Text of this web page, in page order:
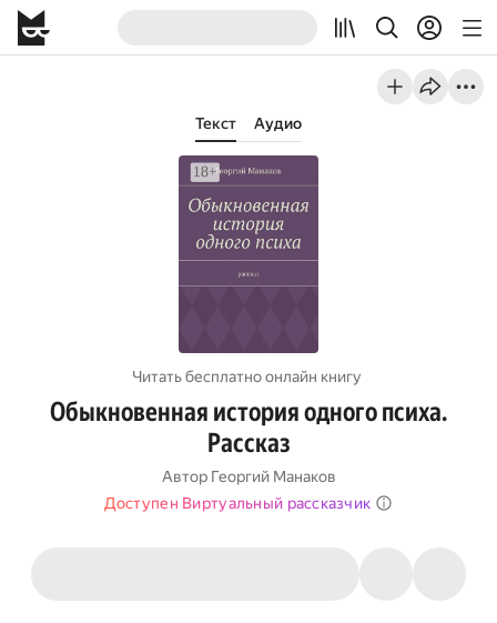
Текст Аудио
Читать бесплатно онлайн книгу
Обыкновенная история одного психа.
Рассказ
Автор Георгий Манаков
Доступен Виртуальный рассказчик